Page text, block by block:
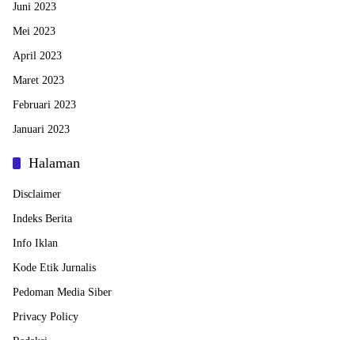
Juni 2023
Mei 2023
April 2023
Maret 2023
Februari 2023
Januari 2023
Halaman
Disclaimer
Indeks Berita
Info Iklan
Kode Etik Jurnalis
Pedoman Media Siber
Privacy Policy